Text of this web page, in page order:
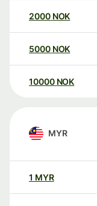
2000 NOK
5000 NOK
10000 NOK
MYR
1 MYR